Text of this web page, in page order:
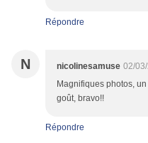
Répondre
N nicolinesamuse 02/
Magnifiques photos,
goût, bravo!!
Répondre